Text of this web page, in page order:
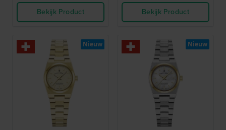
Bekijk Product
Bekijk Product
Nieuw Nieuw